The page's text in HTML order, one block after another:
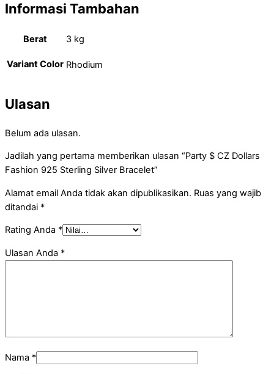
Informasi Tambahan
Berat 3 kg
Variant Color Rhodium
Ulasan
Belum ada ulasan.
Jadilah yang pertama memberikan ulasan “Party $ CZ Dollars
Fashion 925 Sterling Silver Bracelet”
Alamat email Anda tidak akan dipublikasikan. Ruas yang wajib
ditandai *
Rating Anda *
Ulasan Anda *
Nama *